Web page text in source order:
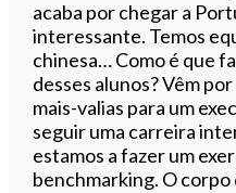
acaba por chegar a
interessante. Temos
chinesa… Como é que
desses alunos? Vêm
mais-valias para um
seguir uma carreira
estamos a fazer um
benchmarking. O